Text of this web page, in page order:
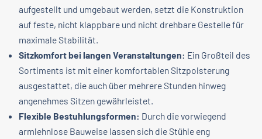
aufgestellt und umgebaut werden, setzt die Konstruktion
auf feste, nicht klappbare und nicht drehbare Gestelle für
maximale Stabilität.
Sitzkomfort bei langen Veranstaltungen: Ein Großteil des
Sortiments ist mit einer komfortablen Sitzpolsterung
ausgestattet, die auch über mehrere Stunden hinweg
angenehmes Sitzen gewährleistet.
Flexible Bestuhlungsformen: Durch die vorwiegend
armlehnlose Bauweise lassen sich die Stühle eng